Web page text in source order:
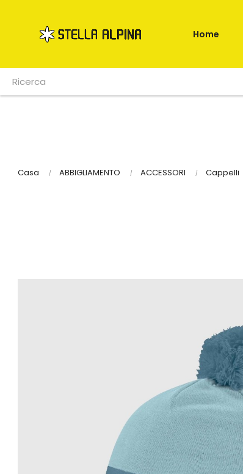
Home
Casa ABBIGLIAMENTO ACCESSORI Cappelli